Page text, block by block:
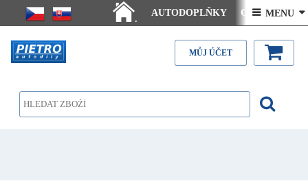
.
AUTODOPLŇKY Ceny doručení
Články - návody Kontakt
 MENU 
MŮJ ÚČET